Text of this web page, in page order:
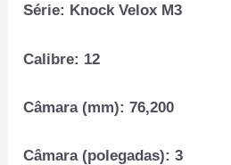
Série: Knock Velox M3
Calibre: 12
Câmara (mm):76,200
Câmara (polegadas):3